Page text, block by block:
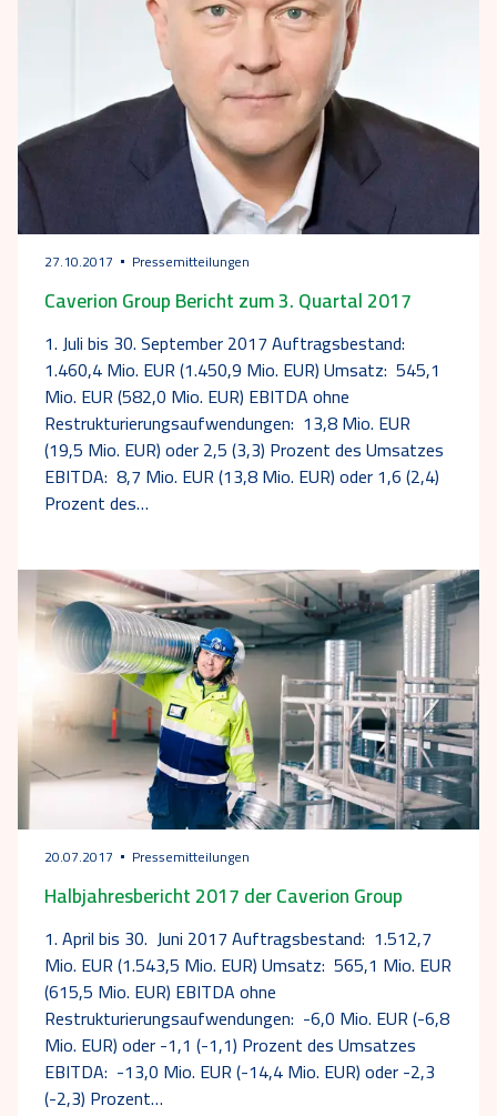
27.10.2017 Pressemitteilungen
Caverion Group Bericht zum 3. Quartal 2017
1. Juli bis 30. September 2017 Auftragsbestand:
1.460,4 Mio. EUR (1.450,9 Mio. EUR) Umsatz: 545,1
Mio. EUR (582,0 Mio. EUR) EBITDA ohne
Restrukturierungsaufwendungen: 13,8 Mio. EUR
(19,5 Mio. EUR) oder 2,5 (3,3) Prozent des Umsatzes
EBITDA: 8,7 Mio. EUR (13,8 Mio. EUR) oder 1,6 (2,4)
Prozent des…
20.07.2017 Pressemitteilungen
Halbjahresbericht 2017 der Caverion Group
1. April bis 30. Juni 2017 Auftragsbestand: 1.512,7
Mio. EUR (1.543,5 Mio. EUR) Umsatz: 565,1 Mio. EUR
(615,5 Mio. EUR) EBITDA ohne
Restrukturierungsaufwendungen: -6,0 Mio. EUR (-6,8
Mio. EUR) oder -1,1 (-1,1) Prozent des Umsatzes
EBITDA: -13,0 Mio. EUR (-14,4 Mio. EUR) oder -2,3
(-2,3) Prozent…